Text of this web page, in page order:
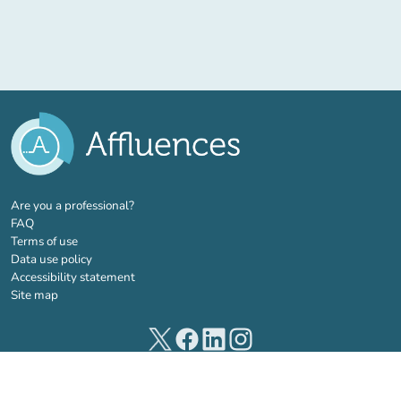
Are you a professional?(new tab)
FAQ
Terms of use
Data use policy
Accessibility statement
Site map
(new tab)(new tab)(new tab)